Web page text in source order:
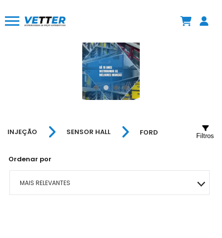
INJEÇÃO SENSOR HALL FORD
Ordenar por
MAIS RELEVANTES
Filtros